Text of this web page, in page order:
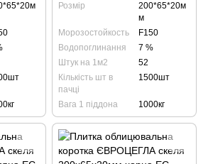
Розмір
200*65*20м
м
Морозостойкость
F150
Водопоглинання
7 %
Штук на 1м2
52
Кількість шт в
пачці
1500шт
Вага 1 піддона 1000кг